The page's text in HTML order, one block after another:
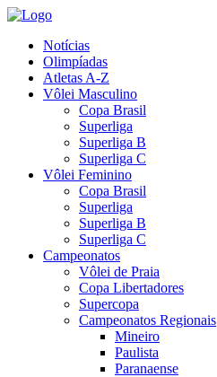
Notícias
Olimpíadas
Atletas A-Z
Vôlei Masculino
Copa Brasil
Superliga
Superliga B
Superliga C
Vôlei Feminino
Copa Brasil
Superliga
Superliga B
Superliga C
Campeonatos
Vôlei de Praia
Copa Libertadores
Supercopa
Campeonatos Regionais
Mineiro
Paulista
Paranaense